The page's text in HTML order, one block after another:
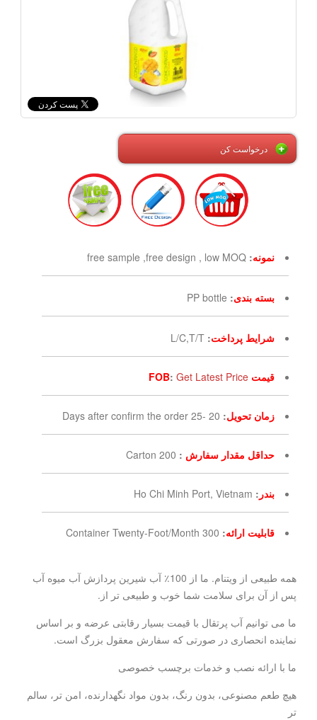
درخواست کن
نمونه:
free sample ,free design , low MOQ
بسته بندی:
PP bottle
شرایط پرداخت:
L/C,T/T
قیمت FOB : Get Latest Price
زمان تحویل:
20 -25 Days after confirm the order
حداقل مقدار سفارش :
200 Carton
بندر :
Ho Chi Minh Port, Vietnam
قابلیت ارائه:
300 Container Twenty-Foot/Month
همه طبیعی از ویتنام. ما از 100٪ آب شیرین پردازش آب میوه آب
پس از آن برای سلامت شما خوب و طبیعی تر از.
ما می توانیم آب پرتقال با قیمت بسیار رقابتی عرضه و بر اساس
نماینده انحصاری در صورتی که سفارش معقول بزرگ است.
ما با ارائه نصب و خدمات برچسب خصوصی
هیچ طعم مصنوعی، بدون رنگ، بدون مواد نگهدارنده، امن تر، سالم
تر